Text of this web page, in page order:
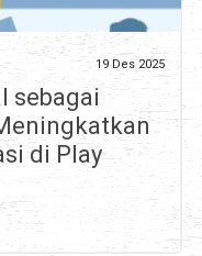
19 Des 2025
sebagai
di Play